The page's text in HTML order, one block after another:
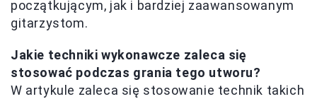
początkującym, jak i bardziej zaawansowanym
gitarzystom.
Jakie techniki wykonawcze zaleca się
stosować podczas grania tego utworu?
W artykule zaleca się stosowanie technik takich